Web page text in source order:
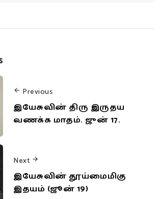
Previous
இயேசுவின் திரு இருதய
வணக்க மாதம். ஜுன் 17.
Next
இயேசுவின் தூய்மைமிகு
இதயம் (ஜூன் 19)